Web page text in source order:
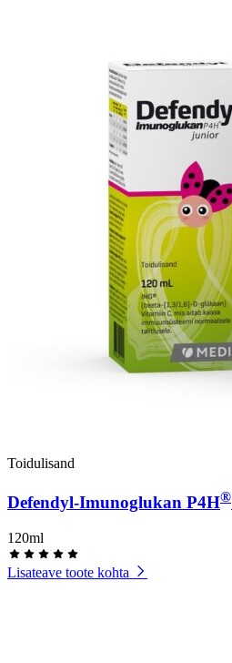
Toidulisand
Defendyl-Imunoglukan P4H®
120ml
Lisateave toote kohta